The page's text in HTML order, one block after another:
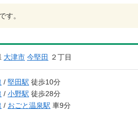
す。
大津市 今堅田 ２丁目
/ 堅田駅 徒歩10分
/ 小野駅 徒歩28分
/ おごと温泉駅 車9分